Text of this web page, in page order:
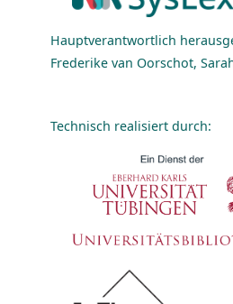
Hauptverantwortlich
Frederike van Oorschot,
Technisch realisiert durch: